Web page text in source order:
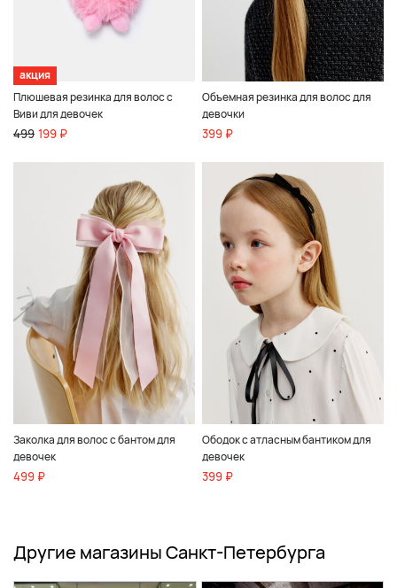
акция
Плюшевая резинка для волос с
Виви для девочек
499 199 ₽
Объемная резинка для волос для
девочки
399 ₽
Заколка для волос с бантом для
девочек
499 ₽
Ободок с атласным бантиком для
девочек
399 ₽
Другие магазины Санкт-Петербурга